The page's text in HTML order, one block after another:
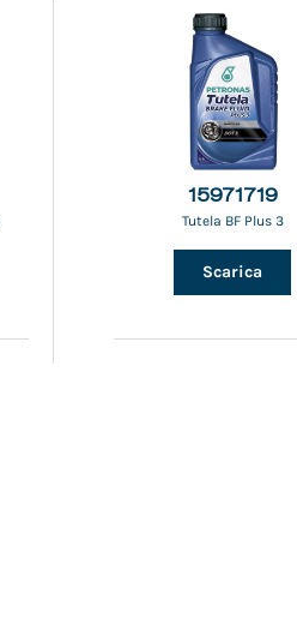
15971719
Tutela BF Plus 3
Scarica